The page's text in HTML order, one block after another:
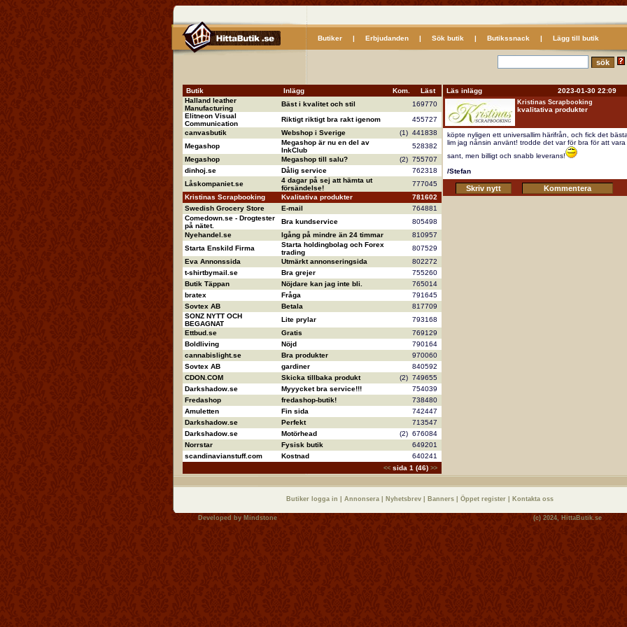
Butiker| Erbjudanden| Sök butik | Butikssnack | Lägg till butik
Butik Inlägg Kom.
Läst
Halland leather
Manufacturing
Bäst i kvalitet och stil
169770
Elitneon Visual
Communication
Riktigt riktigt bra rakt igenom
455727
canvasbutik
Webshop i Sverige (1) 441838
Megashop
Megashop är nu en del av
InkClub
528382
Megashop
Megashop till salu? (2) 755707
dinhoj.se
Dålig service
762318
Låskompaniet.se
4 dagar på sej att hämta ut
försändelse!
777045
Kristinas Scrapbooking
Kvalitativa produkter
781602
Swedish Grocery Store
E-mail
764881
Comedown.se - Drogtester
på nätet.
Bra kundservice
805498
Nyehandel.se
Igång på mindre än 24 timmar
810957
Starta Enskild Firma
Starta holdingbolag och Forex
trading
807529
Eva Annonssida
Utmärkt annonseringsida
802272
t-shirtbymail.se
Bra grejer
755260
Butik Täppan
Nöjdare kan jag inte bli.
765014
bratex
Fråga
791645
Sovtex AB
Betala
817709
SONZ NYTT OCH
BEGAGNAT
Lite prylar
793168
Ettbud.se
Gratis
769129
Boldliving
Nöjd
790164
cannabislight.se
Bra produkter
970060
Sovtex AB
gardiner
840592
CDON.COM
Skicka tillbaka produkt (2) 749655
Darkshadow.se
Myyycket bra service!!!
754039
Fredashop
fredashop-butik!
738480
Amuletten
Fin sida
742447
Darkshadow.se
Perfekt
713547
Darkshadow.se
Motörhead (2) 676084
Norrstar
Fysisk butik
649201
scandinavianstuff.com
Kostnad 640241
<< sida 1 (46) >>
Läs inlägg 2023-01-30 22:09
Kristinas Scrapbooking
kvalitativa produkter
köpte nyligen ett universallim härifrån, och fick det
lim jag nånsin använt! trodde det var för bra för att vara
sant, men billigt och snabb leverans!
/Stefan
Butiker logga in Annonsera Nyhetsbrev Banners Öppet register Kontakta oss
Developed by Mindstone (c) 2024, HittaButik.se